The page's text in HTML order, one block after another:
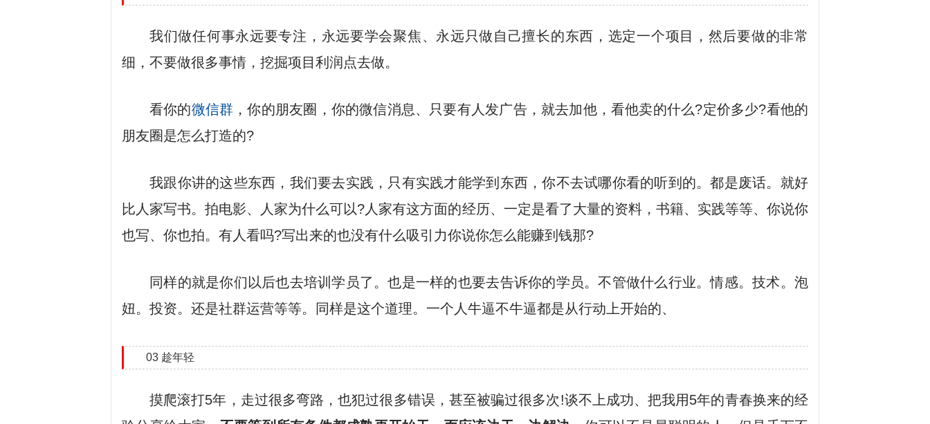
我们做任何事永远要专注，永远要学会聚焦、永远只做自己擅长的东西，选定一个项目，然后要做的非常
细，不要做很多事情，挖掘项目利润点去做。
看你的微信群 ，你的朋友圈，你的微信消息、只要有人发广告，就去加他，看他卖的什么?定价多少?看他的
朋友圈是怎么打造的?
我跟你讲的这些东西，我们要去实践，只有实践才能学到东西，你不去试哪你看的听到的。都是废话。就好
比人家写书。拍电影、人家为什么可以?人家有这方面的经历、一定是看了大量的资料，书籍、实践等等、你说你
也写、你也拍。有人看吗?写出来的也没有什么吸引力你说你怎么能赚到钱那?
同样的就是你们以后也去培训学员了。也是一样的也要去告诉你的学员。不管做什么行业。情感。技术。泡
妞。投资。还是社群运营等等。同样是这个道理。一个人牛逼不牛逼都是从行动上开始的、
03 趁年轻
摸爬滚打5年，走过很多弯路，也犯过很多错误，甚至被骗过很多次!谈不上成功、把我用5年的青春换来的经